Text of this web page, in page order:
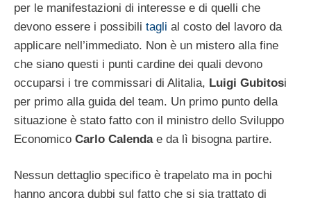
per le manifestazioni di interesse e di quelli che
devono essere i possibili tagli al costo del lavoro da
applicare nell’immediato. Non è un mistero alla fine
che siano questi i punti cardine dei quali devono
occuparsi i tre commissari di Alitalia, Luigi Gubitosi
per primo alla guida del team. Un primo punto della
situazione è stato fatto con il ministro dello Sviluppo
Economico Carlo Calendae da lì bisogna partire.
Nessun dettaglio specifico è trapelato ma in pochi
hanno ancora dubbi sul fatto che si sia trattato di